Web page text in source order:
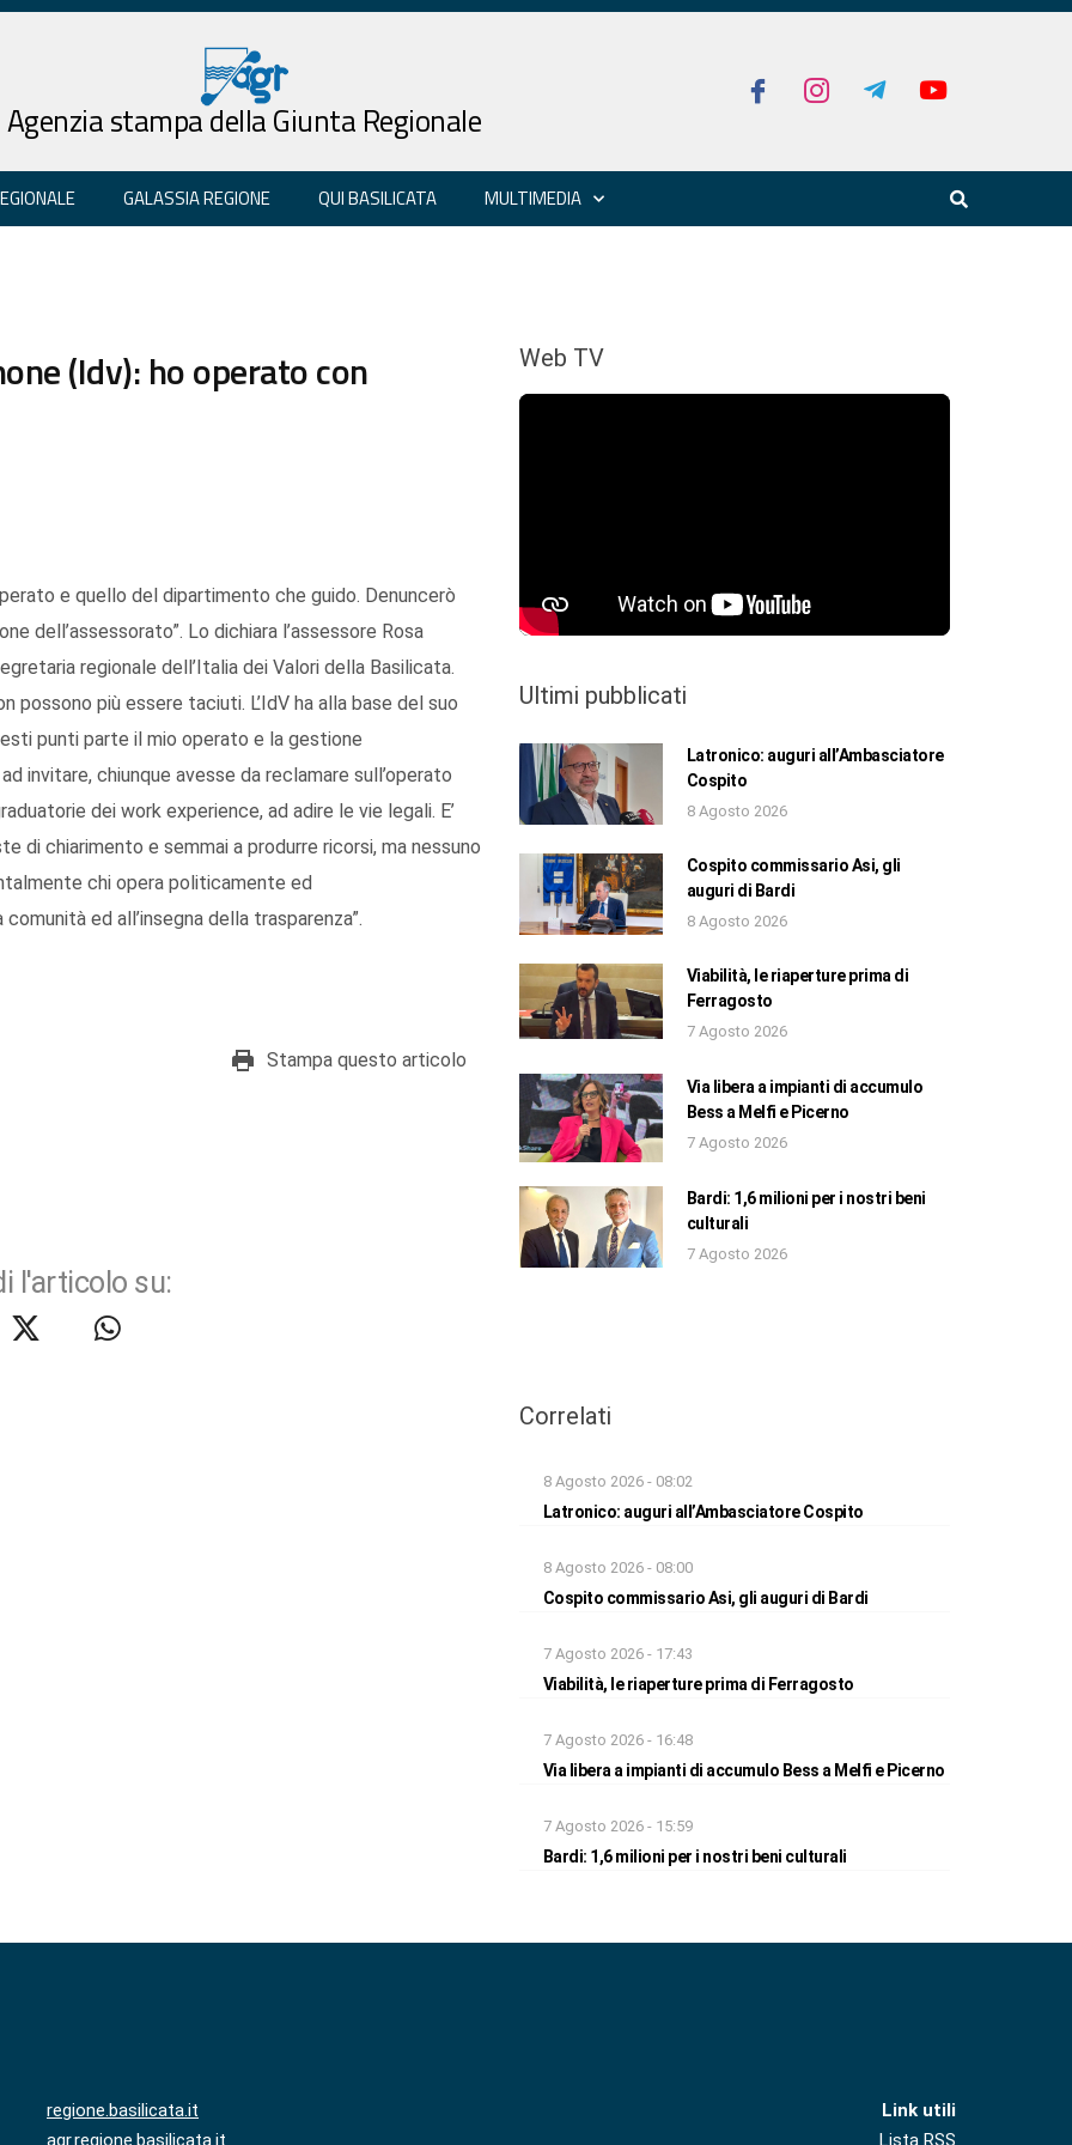
Agenzia stampa della Giunta Regionale
GALASSIA REGIONE QUI BASILICATA MULTIMEDIA
(Idv): ho operato con
e quello del dipartimento che guido. Denuncerò
dell’assessorato”. Lo dichiara l’assessore Rosa
regionale dell’Italia dei Valori della Basilicata.
possono più essere taciuti. L’IdV ha alla base del suo
punti parte il mio operato e la gestione
invitare, chiunque avesse da reclamare sull’operato
dei work experience, ad adire le vie legali. E’
di chiarimento e semmai a produrre ricorsi, ma nessuno
chi opera politicamente ed
ed all’insegna della trasparenza”.
Stampa questo articolo
l'articolo su:
Web TV
Ultimi pubblicati
Latronico: auguri all’Ambasciatore
Cospito
8 Agosto 2026
Cospito commissario Asi, gli
auguri di Bardi
8 Agosto 2026
Viabilità, le riaperture prima di
Ferragosto
7 Agosto 2026
Via libera a impianti di accumulo
Bess a Melfi e Picerno
7 Agosto 2026
Bardi: 1,6 milioni per i nostri beni
culturali
7 Agosto 2026
Correlati
8 Agosto 2026 - 08:02
Latronico: auguri all’Ambasciatore Cospito
8 Agosto 2026 - 08:00
Cospito commissario Asi, gli auguri di Bardi
7 Agosto 2026 - 17:43
Viabilità, le riaperture prima di Ferragosto
7 Agosto 2026 - 16:48
Via libera a impianti di accumulo Bess a Melfi e Picerno
7 Agosto 2026 - 15:59
Bardi: 1,6 milioni per i nostri beni culturali
regione.basilicata.it
agr.regione.basilicata.it
Link utili
Lista RSS